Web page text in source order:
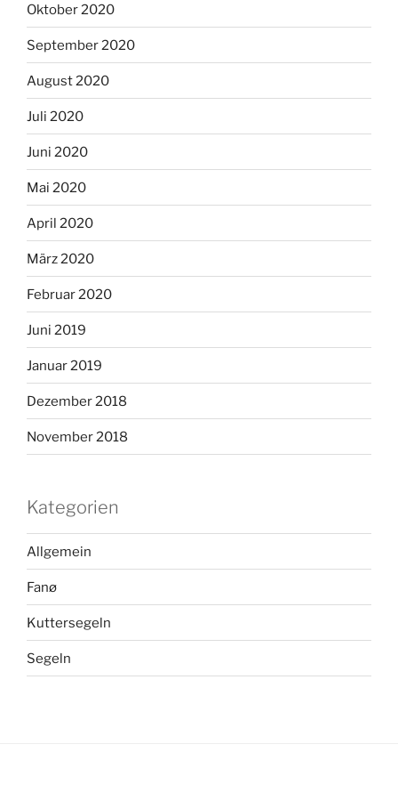
Oktober 2020
September 2020
August 2020
Juli 2020
Juni 2020
Mai 2020
April 2020
März 2020
Februar 2020
Juni 2019
Januar 2019
Dezember 2018
November 2018
Kategorien
Allgemein
Fanø
Kuttersegeln
Segeln